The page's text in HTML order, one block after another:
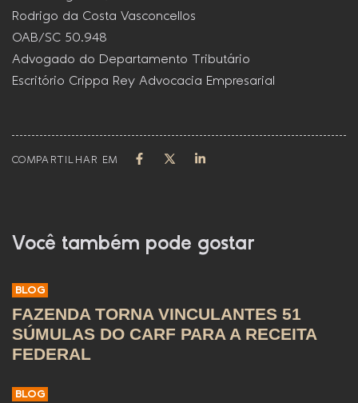
Rodrigo da Costa Vasconcellos
OAB/SC 50.948
Advogado do Departamento Tributário
Escritório Crippa Rey Advocacia Empresarial
COMPARTILHAR EM
Você também pode gostar
BLOG
FAZENDA TORNA VINCULANTES 51
SÚMULAS DO CARF PARA A RECEITA
FEDERAL
BLOG